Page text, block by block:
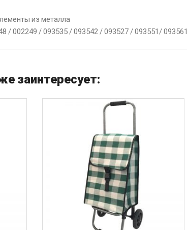
из металла
/ 002249 / 093535 / 093542 / 093527 / 093551/ 093561
заинтересует: